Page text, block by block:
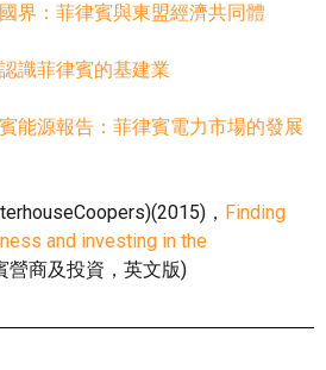
界：菲律賓與東盟經濟共同體
識菲律賓的基建業
能源報告：菲律賓電力市場的發展
， Finding
and investing in the
營商及投資，英文版)